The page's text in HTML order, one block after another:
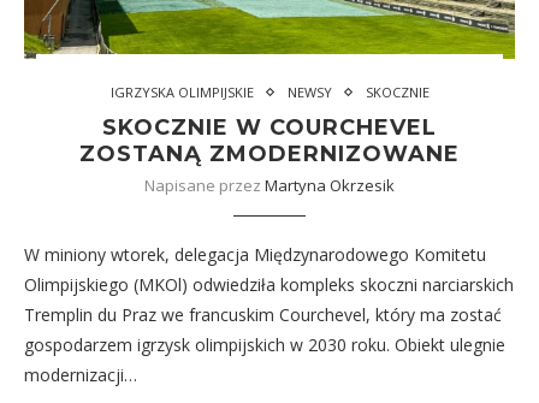
IGRZYSKA OLIMPIJSKIE NEWSY SKOCZNIE
SKOCZNIE W COURCHEVEL
ZOSTANĄ ZMODERNIZOWANE
Napisane przez Martyna Okrzesik
W miniony wtorek, delegacja Międzynarodowego Komitetu
Olimpijskiego (MKOl) odwiedziła kompleks skoczni narciarskich
Tremplin du Praz we francuskim Courchevel, który ma zostać
gospodarzem igrzysk olimpijskich w 2030 roku. Obiekt ulegnie
modernizacji…